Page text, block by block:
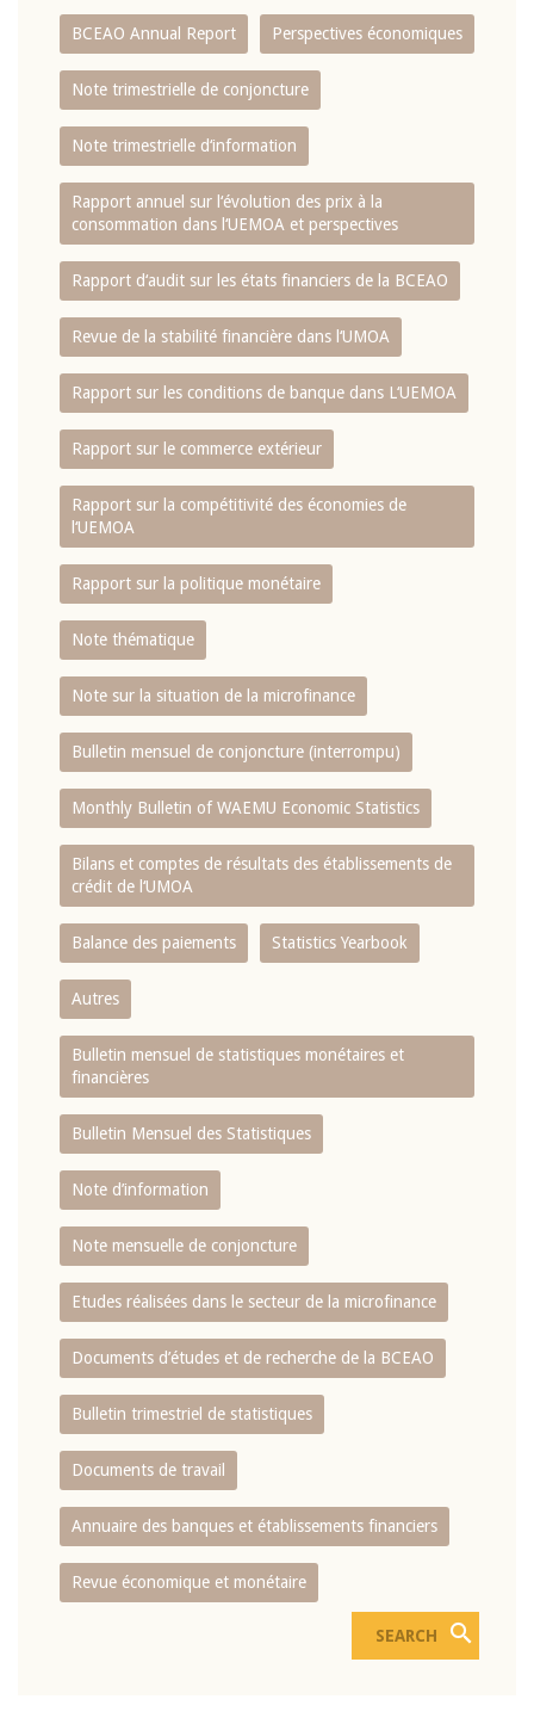
BCEAO Annual Report Perspectives économiques
Note trimestrielle de conjoncture
Note trimestrielle d‘information
Rapport annuel sur l‘évolution des prix à la
consommation dans l‘UEMOA et perspectives
Rapport d‘audit sur les états financiers de la BCEAO
Revue de la stabilité financière dans l‘UMOA
Rapport sur les conditions de banque dans L‘UEMOA
Rapport sur le commerce extérieur
Rapport sur la compétitivité des économies de
l‘UEMOA
Rapport sur la politique monétaire
Note thématique
Note sur la situation de la microfinance
Bulletin mensuel de conjoncture (interrompu)
Monthly Bulletin of WAEMU Economic Statistics
Bilans et comptes de résultats des établissements de
crédit de l‘UMOA
Balance des paiements Statistics Yearbook
Autres
Bulletin mensuel de statistiques monétaires et
financières
Bulletin Mensuel des Statistiques
Note d’information
Note mensuelle de conjoncture
Etudes réalisées dans le secteur de la microfinance
Documents d’études et de recherche de la BCEAO
Bulletin trimestriel de statistiques
Documents de travail
Annuaire des banques et établissements financiers
Revue économique et monétaire